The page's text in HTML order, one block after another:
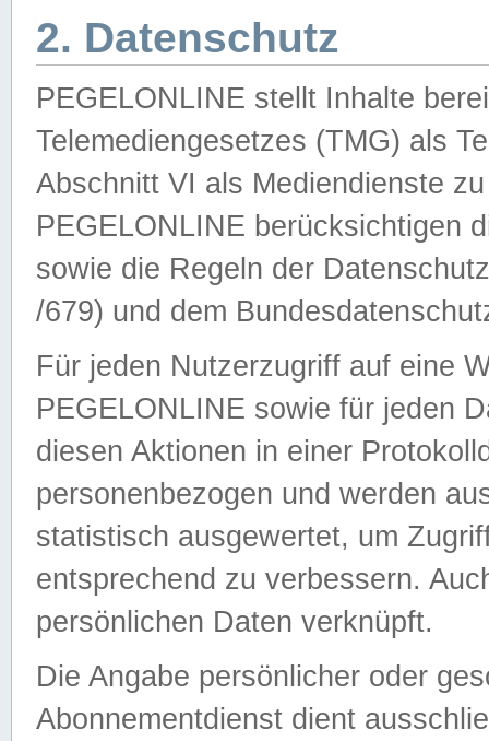
2. Datenschutz
PEGELONLINE stellt Inhalte
Telemediengesetzes (TMG) als
Abschnitt VI als Mediendienste
PEGELONLINE berücksichtigen
sowie die Regeln der
/679) und dem
Für jeden Nutzerzugriff auf eine
PEGELONLINE sowie für jeden
diesen Aktionen in einer
personenbezogen und werden
statistisch ausgewertet, um
entsprechend zu verbessern.
persönlichen Daten verknüpft.
Die Angabe persönlicher oder
Abonnementdienst dient